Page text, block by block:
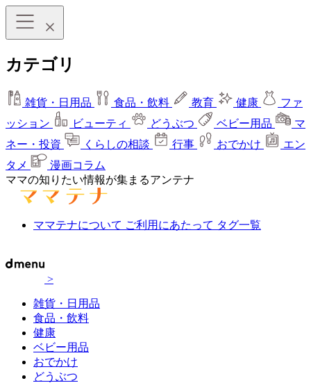
カテゴリ
雑貨・日用品 食品・飲料 教育 健康
ファ
ッション
ビューティ どうぶつ ベビー用品
マ
ネー・投資
くらしの相談 行事 おでかけ
エン
タメ
漫画コラム
ママの知りたい情報が集まるアンテナ
ママテナについて ご利用にあたって タグ一覧
>
雑貨・日用品
食品・飲料
健康
ベビー用品
おでかけ
どうぶつ